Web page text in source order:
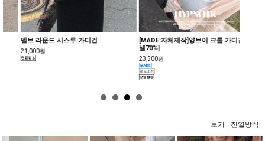
델브 라운드 시스루 가디건
21,000원
[MADE:자체제작]양브이 크롭 가디건[텐
셀70%]
23,500원
보기 진열방식